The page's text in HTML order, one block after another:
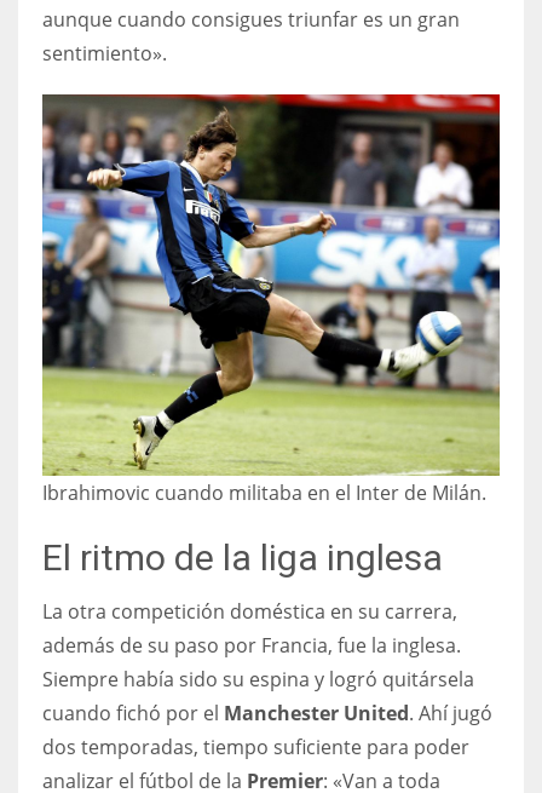
aunque cuando consigues triunfar es un gran
sentimiento».
Ibrahimovic cuando militaba en el Inter de Milán.
El ritmo de la liga inglesa
La otra competición doméstica en su carrera,
además de su paso por Francia, fue la inglesa.
Siempre había sido su espina y logró quitársela
cuando fichó por el Manchester United. Ahí jugó
dos temporadas, tiempo suficiente para poder
analizar el fútbol de la Premier: «Van a toda